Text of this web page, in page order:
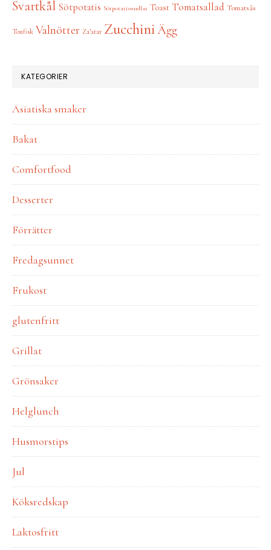
Svartkål Sötpotatis Sötpotatisnudlar Toast Tomatsallad Tomatsås
Tonfisk Valnötter Za’atar ZucchiniÄgg
KATEGORIER
Asiatiska smaker
Bakat
Comfortfood
Desserter
Förrätter
Fredagsunnet
Frukost
glutenfritt
Grillat
Grönsaker
Helglunch
Husmorstips
Jul
Köksredskap
Laktosfritt